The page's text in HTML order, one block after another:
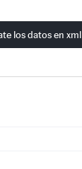
los datos en xml